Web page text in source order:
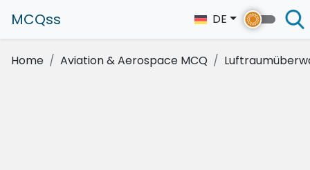
MCQss DE
Home Aviation & Aerospace MCQ